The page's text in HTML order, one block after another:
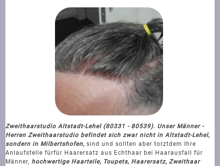
Zweithaarstudio Altstadt-Lehel (80331 - 80539). Unser Männer -
Herren Zweithaarstudio befindet sich zwar nicht in Altstadt-Lehel,
sondern in Milbertshofen, sind und sollten aber torztdem Ihre
Anlaufstelle fürfür Haarersatz aus Echthaar bei Haarausfall für
Männer, hochwertige Haarteile, Toupets, Haarersatz, Zweithaar